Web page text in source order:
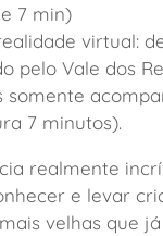
7 min)
virtual:
pelo Vale dos
somente
7 minutos).
realmente
e levar
velhas que